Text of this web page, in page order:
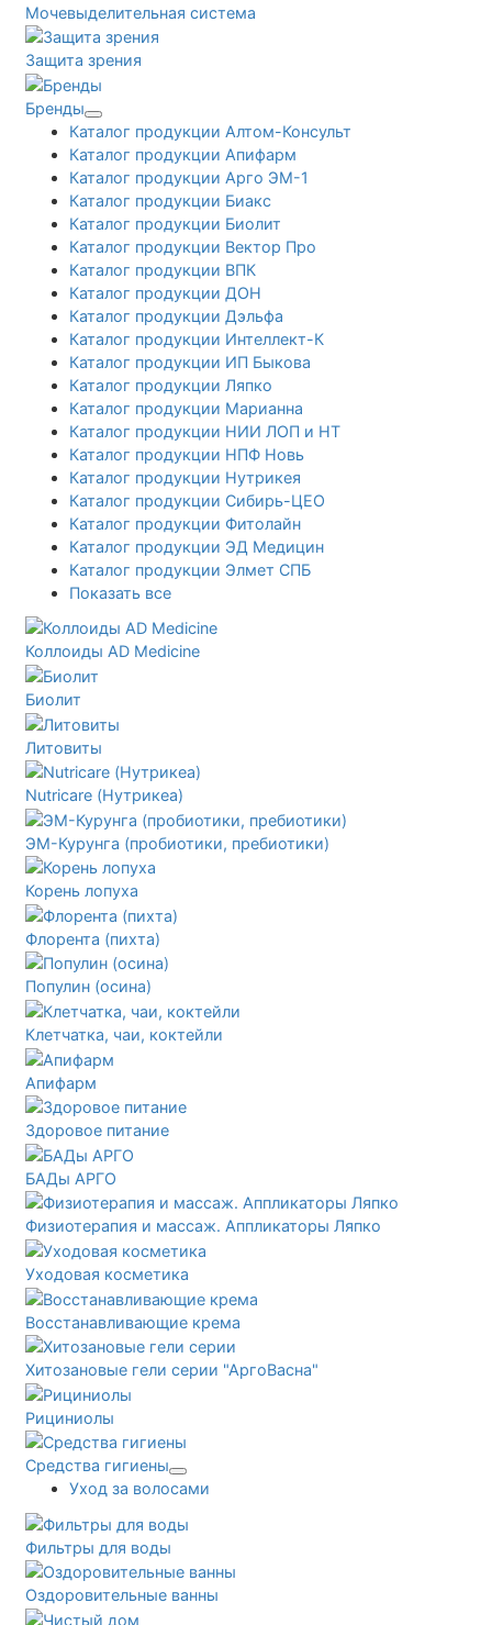
Мочевыделительная система
Защита зрения
Бренды
Каталог продукции Алтом-Консульт
Каталог продукции Апифарм
Каталог продукции Арго ЭМ-1
Каталог продукции Биакс
Каталог продукции Биолит
Каталог продукции Вектор Про
Каталог продукции ВПК
Каталог продукции ДОН
Каталог продукции Дэльфа
Каталог продукции Интеллект-К
Каталог продукции ИП Быкова
Каталог продукции Ляпко
Каталог продукции Марианна
Каталог продукции НИИ ЛОП и НТ
Каталог продукции НПФ Новь
Каталог продукции Нутрикея
Каталог продукции Сибирь-ЦЕО
Каталог продукции Фитолайн
Каталог продукции ЭД Медицин
Каталог продукции Элмет СПБ
Показать все
Коллоиды AD Medicine
Биолит
Литовиты
Nutricare (Нутрикеа)
ЭМ-Курунга (пробиотики, пребиотики)
Корень лопуха
Флорента (пихта)
Популин (осина)
Клетчатка, чаи, коктейли
Апифарм
Здоровое питание
БАДы АРГО
Физиотерапия и массаж. Аппликаторы Ляпко
Уходовая косметика
Восстанавливающие крема
Хитозановые гели серии "АргоВасна"
Рициниолы
Средства гигиены
Уход за волосами
Фильтры для воды
Оздоровительные ванны